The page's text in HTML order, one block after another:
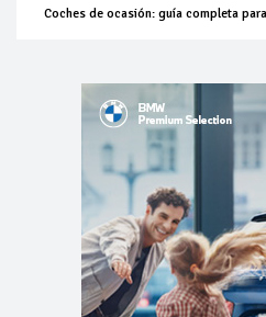
Coches de ocasión: guía completa